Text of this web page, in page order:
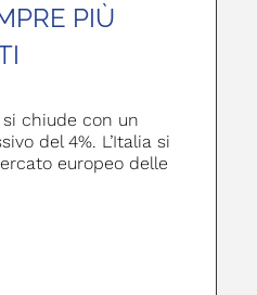
PIÙ
chiude con un
del 4%. L’Italia si
europeo delle